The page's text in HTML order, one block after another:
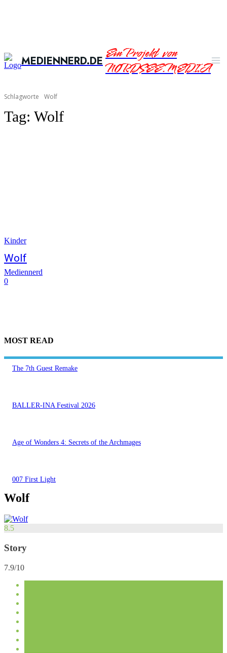
MEDIENNERD.DEEin Projekt von
NORDSEE.MEDIA
Schlagworte Wolf
Tag: Wolf
Kinder
Wolf
Mediennerd
0
MOST READ
The 7th Guest Remake
BALLER-INA Festival 2026
Age of Wonders 4: Secrets of the Archmages
007 First Light
Wolf
8.5
Story
7.9/10